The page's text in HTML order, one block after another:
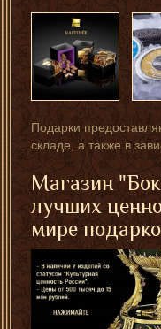
Подарки
складе, а также в
Магазин
лучших
мире